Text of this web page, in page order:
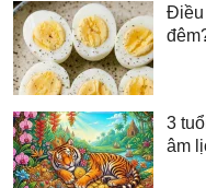
Điều
3
âm